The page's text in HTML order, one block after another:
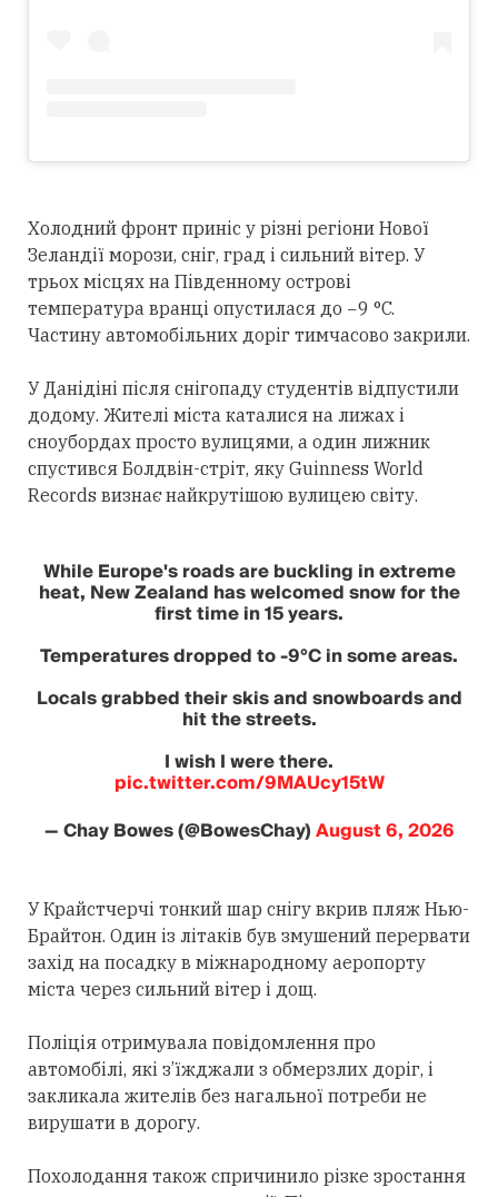
Холодний фронт приніс у різні регіони Нової
Зеландії морози, сніг, град і сильний вітер. У
трьох місцях на Південному острові
температура вранці опустилася до −9 °C.
Частину автомобільних доріг тимчасово закрили.
У Данідіні після снігопаду студентів відпустили
додому. Жителі міста каталися на лижах і
сноубордах просто вулицями, а один лижник
спустився Болдвін-стріт, яку Guinness World
Records визнає найкрутішою вулицею світу.
While Europe's roads are buckling in extreme
heat, New Zealand has welcomed snow for the
first time in 15 years.
Temperatures dropped to -9°C in some areas.
Locals grabbed their skis and snowboards and
hit the streets.
I wish I were there.
pic.twitter.com/9MAUcy15tW
— Chay Bowes (@BowesChay)August 6, 2026
У Крайстчерчі тонкий шар снігу вкрив пляж Нью-
Брайтон. Один із літаків був змушений перервати
захід на посадку в міжнародному аеропорту
міста через сильний вітер і дощ.
Поліція отримувала повідомлення про
автомобілі, які з’їжджали з обмерзлих доріг, і
закликала жителів без нагальної потреби не
вирушати в дорогу.
Похолодання також спричинило різке зростання